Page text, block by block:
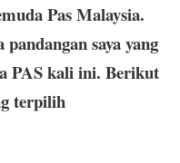
Pas Malaysia.
saya yang
PAS kali ini. Berikut
terpilih